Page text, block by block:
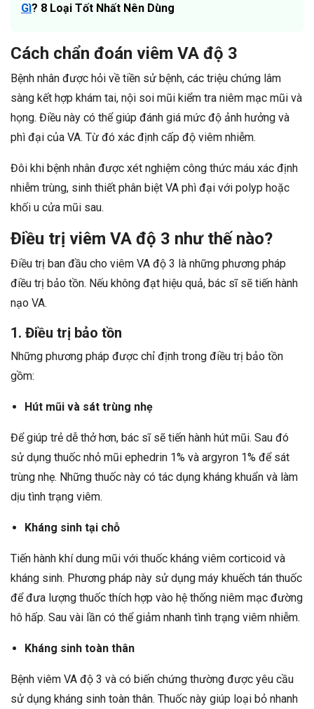
Gì? 8 Loại Tốt Nhất Nên Dùng
Cách chẩn đoán viêm VA độ 3
Bệnh nhân được hỏi về tiền sử bệnh, các triệu chứng lâm
sàng kết hợp khám tai, nội soi mũi kiểm tra niêm mạc mũi và
họng. Điều này có thể giúp đánh giá mức độ ảnh hưởng và
phì đại của VA. Từ đó xác định cấp độ viêm nhiễm.
Đôi khi bệnh nhân được xét nghiệm công thức máu xác định
nhiễm trùng, sinh thiết phân biệt VA phì đại với polyp hoặc
khối u cửa mũi sau.
Điều trị viêm VA độ 3 như thế nào?
Điều trị ban đầu cho viêm VA độ 3 là những phương pháp
điều trị bảo tồn. Nếu không đạt hiệu quả, bác sĩ sẽ tiến hành
nạo VA.
1. Điều trị bảo tồn
Những phương pháp được chỉ định trong điều trị bảo tồn
gồm:
Hút mũi và sát trùng nhẹ
Để giúp trẻ dễ thở hơn, bác sĩ sẽ tiến hành hút mũi. Sau đó
sử dụng thuốc nhỏ mũi ephedrin 1% và argyron 1% để sát
trùng nhẹ. Những thuốc này có tác dụng kháng khuẩn và làm
dịu tình trạng viêm.
Kháng sinh tại chỗ
Tiến hành khí dung mũi với thuốc kháng viêm corticoid và
kháng sinh. Phương pháp này sử dụng máy khuếch tán thuốc
để đưa lượng thuốc thích hợp vào hệ thống niêm mạc đường
hô hấp. Sau vài lần có thể giảm nhanh tình trạng viêm nhiễm.
Kháng sinh toàn thân
Bệnh viêm VA độ 3 và có biến chứng thường được yêu cầu
sử dụng kháng sinh toàn thân. Thuốc này giúp loại bỏ nhanh